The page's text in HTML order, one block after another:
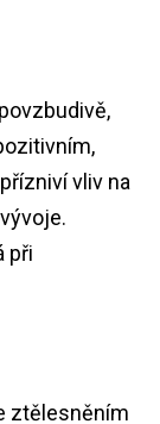
vliv na
při
ztělesněním